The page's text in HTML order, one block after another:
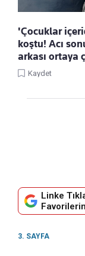
'Çocuklar
koştu! Acı
arkası ortaya
Kaydet
Linke
3. SAYFA